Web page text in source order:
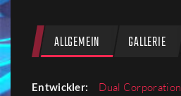
ALLGEMEIN GALLERIE
Entwickler: Dual Corporation